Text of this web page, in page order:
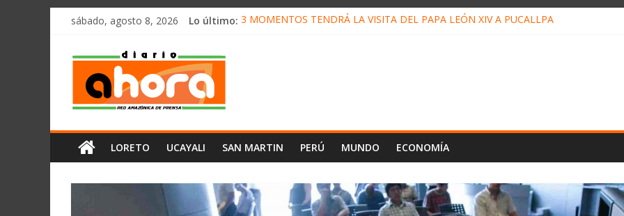
олимп казино
Saltarsábado, agosto 8, 2026 Lo último: 3 MOMENTOS TENDRÁ LA VISITA DEL PAPA LEÓN XIV A PUCALLPA
Diario
Ahora
Cadena
Amazónica
de
Prensa
LORETO UCAYALI SAN MARTIN PERÚ MUNDO ECONOMÍA